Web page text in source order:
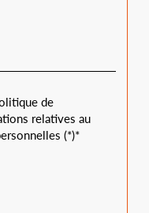
de
relatives au
(*)*